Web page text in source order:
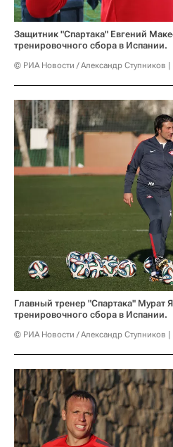
Защитник "Спартака" Евгений
тренировочного сбора в Испании.
© РИА Новости / Александр Ступников
Главный тренер "Спартака" Мурат
тренировочного сбора в Испании.
© РИА Новости / Александр Ступников